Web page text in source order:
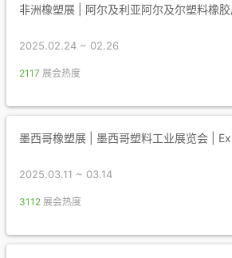
非洲橡塑展 | 阿尔及利亚阿尔及尔塑料橡
2025.02.24 ~ 02.26
2117 展会热度
墨西哥橡塑展 | 墨西哥塑料工业展览会 |
2025.03.11 ~ 03.14
3112 展会热度